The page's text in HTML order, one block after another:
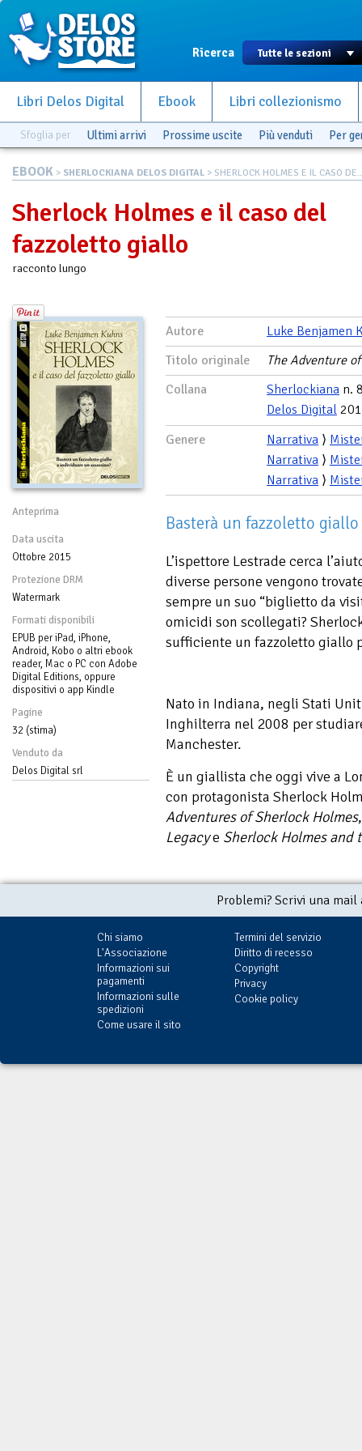
Ricerca
Libri Delos Digital Ebook Libri collezionismo
Sfoglia per Ultimi arrivi Prossime uscite Più venduti Per
EBOOK > SHERLOCKIANA DELOS DIGITAL > SHERLOCK HOLMES E IL CASO
Sherlock Holmes e il caso del
fazzoletto giallo
racconto lungo
Anteprima
Data uscita
Ottobre 2015
Protezione DRM
Watermark
Formati disponibili
EPUB per iPad, iPhone,
Android, Kobo o altri ebook
reader, Mac o PC con Adobe
Digital Editions, oppure
dispositivi o app Kindle
Pagine
32 (stima)
Venduto da
Delos Digital srl
Autore
Luke Benjamen
Titolo originale
The Adventure
Collana
Sherlockiana n.
Delos Digital
Genere
Narrativa ⟩
Narrativa ⟩
Narrativa ⟩
Basterà un fazzoletto
L’ispettore Lestrade cerca
diverse persone vengono
sempre un suo “biglietto da
omicidi son scollegati?
sufficiente un fazzoletto giallo
Nato in Indiana, negli Stati
Inghilterra nel 2008 per
Manchester.
È un giallista che oggi vive a
con protagonista Sherlock
Adventures of Sherlock Holmes
Legacye Sherlock Holmes and
Problemi? Scrivi una
Chi siamo
L'Associazione
Informazioni sui
pagamenti
Informazioni sulle
spedizioni
Come usare il sito
Termini del servizio
Diritto di recesso
Copyright
Privacy
Cookie policy